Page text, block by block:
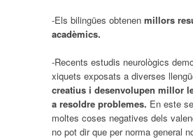
-Els bilingües obtenen millors
acadèmics.
-Recents estudis neurològics
xiquets exposats a diverses
creatius i desenvolupen millor
a resoldre problemes. En este
moltes coses negatives dels
no pot dir que per norma general